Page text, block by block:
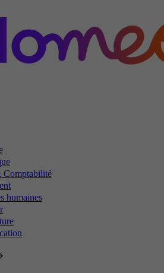
Comptabilité
humaines